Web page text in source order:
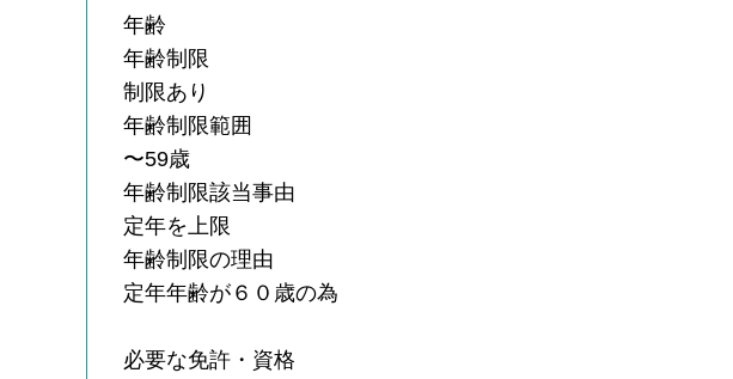
年齢
年齢制限
制限あり
年齢制限範囲
〜59歳
年齢制限該当事由
定年を上限
年齢制限の理由
定年年齢が６０歳の為
必要な免許・資格